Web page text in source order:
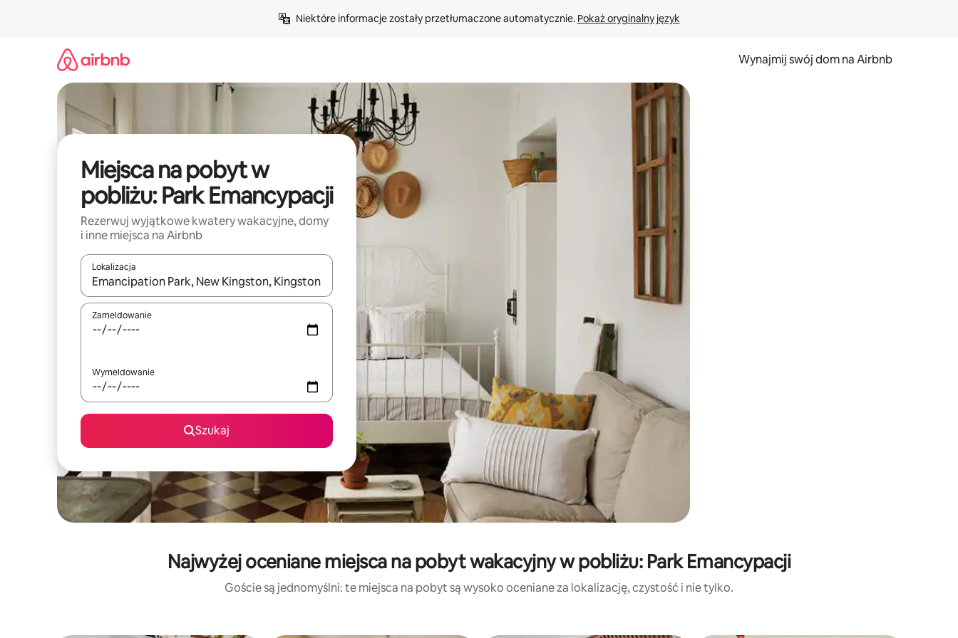
Niektóre informacje zostały przetłumaczone automatycznie. Pokaż oryginalny język
Wynajmij swój dom na Airbnb
Miejsca na pobyt w
pobliżu: Park Emancypacji
Rezerwuj wyjątkowe kwatery wakacyjne, domy
i inne miejsca na Airbnb
Lokalizacja
Gdy wyniki będą dostępne, możesz poruszać się po nich za pomocą klawiszy strzałek w górę i w dół lub przeglądać je za pomocą gestów dotykowych lub przesuwania.
Zameldowanie
Wymeldowanie
Szukaj
Najwyżej oceniane miejsca na pobyt wakacyjny w pobliżu: Park Emancypacji
Goście są jednomyślni: te miejsca na pobyt są wysoko oceniane za lokalizację, czystość i nie tylko.